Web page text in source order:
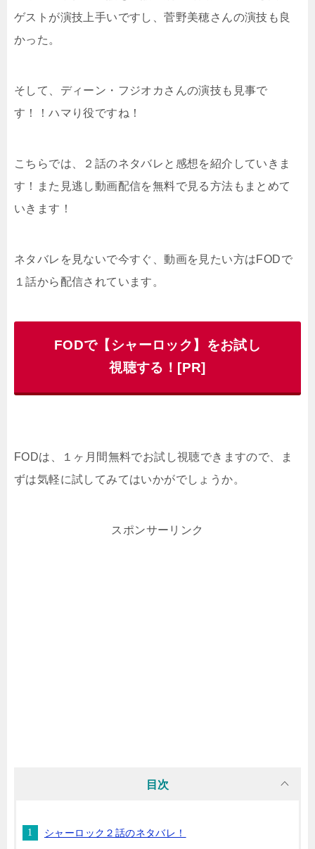
ゲストが演技上手いですし、菅野美穂さんの演技も良
かった。
そして、ディーン・フジオカさんの演技も見事で
す！！ハマり役ですね！
こちらでは、２話のネタバレと感想を紹介していきま
す！また見逃し動画配信を無料で見る方法もまとめて
いきます！
ネタバレを見ないで今すぐ、動画を見たい方はFODで
１話から配信されています。
FODで【シャーロック】をお試し
視聴する！[PR]
FODは、１ヶ月間無料でお試し視聴できますので、ま
ずは気軽に試してみてはいかがでしょうか。
スポンサーリンク
目次
シャーロック２話のネタバレ！